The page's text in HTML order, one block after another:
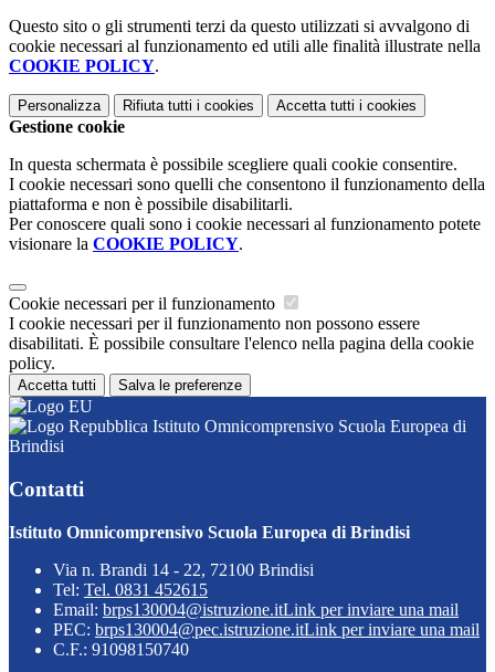
Questo sito o gli strumenti terzi da questo utilizzati si avvalgono di
cookie necessari al funzionamento ed utili alle finalità illustrate nella
COOKIE POLICY.
Personalizza Rifiuta tutti i cookies Accetta tutti i cookies
Gestione cookie
In questa schermata è possibile scegliere quali cookie consentire.
I cookie necessari sono quelli che consentono il funzionamento della
piattaforma e non è possibile disabilitarli.
Per conoscere quali sono i cookie necessari al funzionamento potete
visionare la COOKIE POLICY.
Cookie necessari per il funzionamento
I cookie necessari per il funzionamento non possono essere
disabilitati. È possibile consultare l'elenco nella pagina della cookie
policy.
Accetta tutti Salva le preferenze
Istituto Omnicomprensivo Scuola Europea di
Brindisi
Contatti
Istituto Omnicomprensivo Scuola Europea di Brindisi
Via n. Brandi 14 - 22, 72100 Brindisi
Tel: Tel. 0831 452615
Email: brps130004@istruzione.itLink per inviare una mail
PEC: brps130004@pec.istruzione.itLink per inviare una mail
C.F.: 91098150740